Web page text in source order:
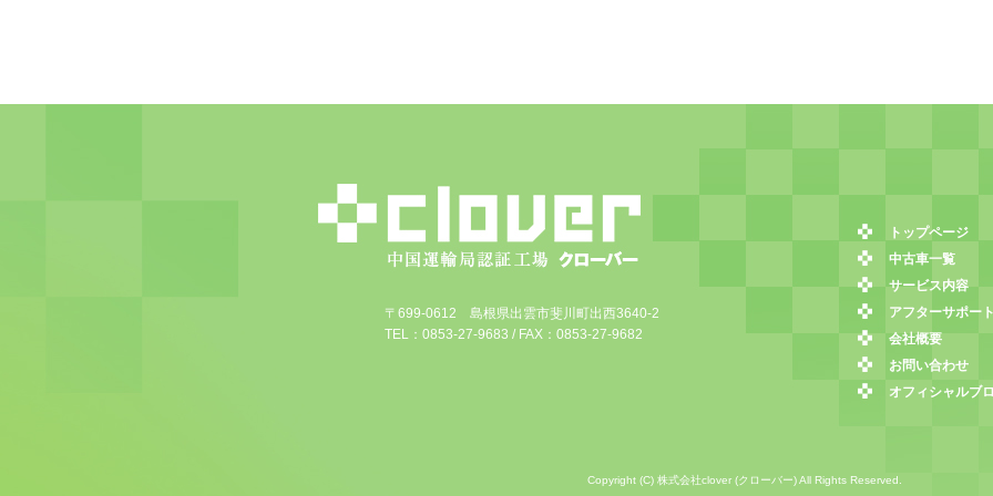
トップページ
中古車一覧
サービス内容
アフターサポー
会社概要
お問い合わせ
オフィシャルブ
〒699-0612 島根県出雲市斐川町出西3640-2
TEL：0853-27-9683 / FAX：0853-27-9682
Copyright (C) 株式会社clover (クローバー) All Rights Reserved.